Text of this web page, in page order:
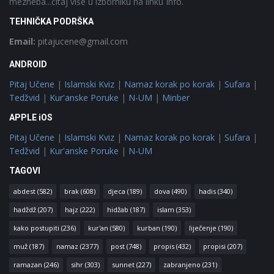
TEHNIČKA PODRŠKA
Email: pitajucene@gmail.com
ANDROID
Pitaj Učene | Islamski Kviz | Namaz korak po korak | Sufara |
Tedžvid | Kur'anske Poruke | N-UM | Minber
APPLE iOS
Pitaj Učene | Islamski Kviz | Namaz korak po korak | Sufara |
Tedžvid | Kur'anske Poruke | N-UM
TAGOVI
abdest (582) brak (608) djeca (189) dova (490) hadis (340)
hadždž (207) hajz (222) hidžab (187) islam (353)
kako postupiti (236) kur'an (580) kurban (190) liječenje (190)
muž (187) namaz (2377) post (748) propis (432) propisi (207)
ramazan (246) sihr (303) sunnet (227) zabranjeno (231)